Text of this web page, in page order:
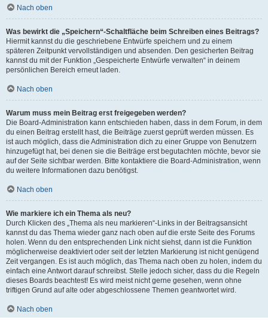
Nach oben
Was bewirkt die „Speichern“-Schaltfläche beim Schreiben eines Beitrags?
Hiermit kannst du die geschriebene Entwürfe speichern und zu einem
späteren Zeitpunkt vervollständigen und absenden. Den gesicherten Beitrag
kannst du mit der Funktion „Gespeicherte Entwürfe verwalten“ in deinem
persönlichen Bereich erneut laden.
Nach oben
Warum muss mein Beitrag erst freigegeben werden?
Die Board-Administration kann entschieden haben, dass in dem Forum, in dem
du einen Beitrag erstellt hast, die Beiträge zuerst geprüft werden müssen. Es
ist auch möglich, dass die Administration dich zu einer Gruppe von Benutzern
hinzugefügt hat, bei denen sie die Beiträge erst begutachten möchte, bevor sie
auf der Seite sichtbar werden. Bitte kontaktiere die Board-Administration, wenn
du weitere Informationen dazu benötigst.
Nach oben
Wie markiere ich ein Thema als neu?
Durch Klicken des „Thema als neu markieren“-Links in der Beitragsansicht
kannst du das Thema wieder ganz nach oben auf die erste Seite des Forums
holen. Wenn du den entsprechenden Link nicht siehst, dann ist die Funktion
möglicherweise deaktiviert oder seit der letzten Markierung ist nicht genügend
Zeit vergangen. Es ist auch möglich, das Thema nach oben zu holen, indem du
einfach eine Antwort darauf schreibst. Stelle jedoch sicher, dass du die Regeln
dieses Boards beachtest! Es wird meist nicht gerne gesehen, wenn ohne
triftigen Grund auf alte oder abgeschlossene Themen geantwortet wird.
Nach oben